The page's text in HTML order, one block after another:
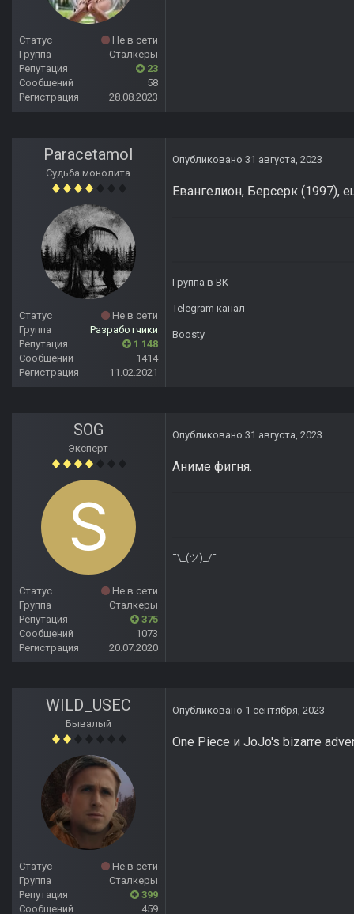
Статус
Не в сети
Группа
Сталкеры
Репутация
23
Сообщений
58
Регистрация
28.08.2023
Paracetamol
Судьба монолита
Статус
Не в сети
Группа
Разработчики
Репутация
1 148
Сообщений
1414
Регистрация
11.02.2021
Опубликовано 31 августа, 2023
Евангелион, Берсерк (1997),
Группа в ВК
Telegram канал
Boosty
SOG
Эксперт
Статус
Не в сети
Группа
Сталкеры
Репутация
375
Сообщений
1073
Регистрация
20.07.2020
Опубликовано 31 августа, 2023
Аниме фигня.
¯\_(ツ)_/¯
WILD_USEC
Бывалый
Статус
Не в сети
Группа
Сталкеры
Репутация
399
Сообщений
459
Опубликовано 1 сентября, 2023
One Piece и JoJo's bizarre